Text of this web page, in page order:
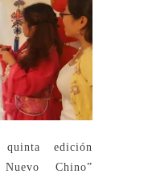
edición
Chino”